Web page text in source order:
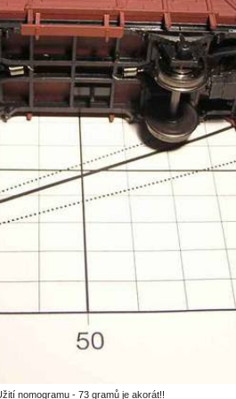
nomogramu - 73 gramů je akorát!!